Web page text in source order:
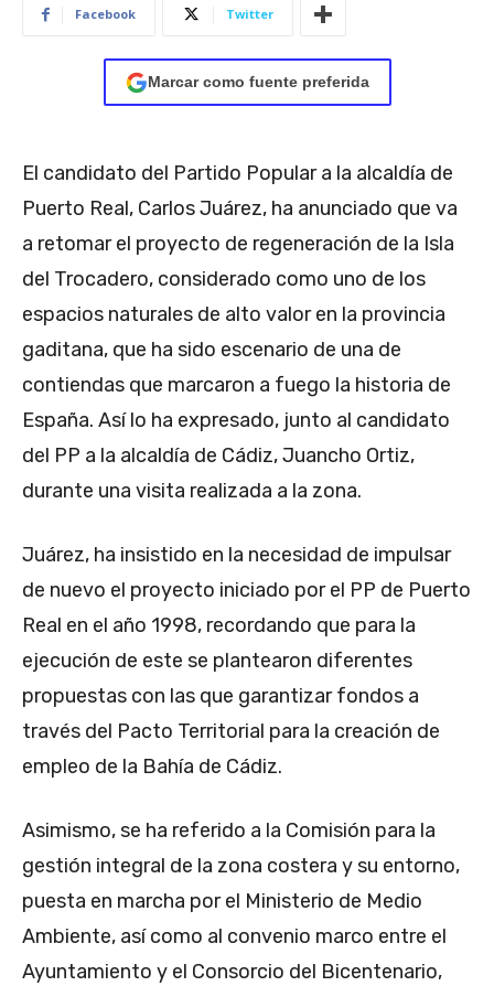
Facebook Twitter
Marcar como fuente preferida
El candidato del Partido Popular a la alcaldía de
Puerto Real, Carlos Juárez, ha anunciado que va
a retomar el proyecto de regeneración de la Isla
del Trocadero, considerado como uno de los
espacios naturales de alto valor en la provincia
gaditana, que ha sido escenario de una de
contiendas que marcaron a fuego la historia de
España. Así lo ha expresado, junto al candidato
del PP a la alcaldía de Cádiz, Juancho Ortiz,
durante una visita realizada a la zona.
Juárez, ha insistido en la necesidad de impulsar
de nuevo el proyecto iniciado por el PP de Puerto
Real en el año 1998, recordando que para la
ejecución de este se plantearon diferentes
propuestas con las que garantizar fondos a
través del Pacto Territorial para la creación de
empleo de la Bahía de Cádiz.
Asimismo, se ha referido a la Comisión para la
gestión integral de la zona costera y su entorno,
puesta en marcha por el Ministerio de Medio
Ambiente, así como al convenio marco entre el
Ayuntamiento y el Consorcio del Bicentenario,